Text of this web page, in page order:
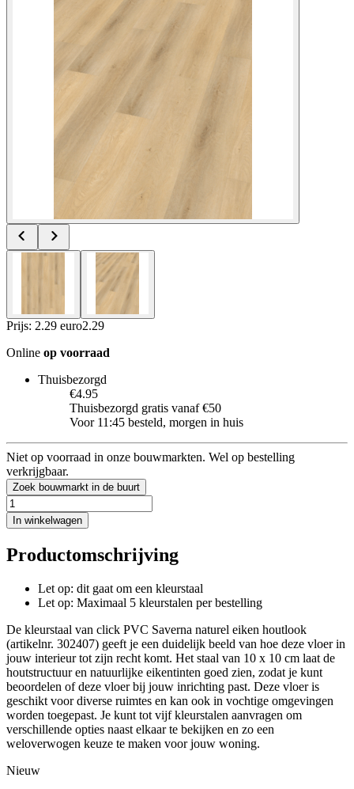
Prijs: 2.29 euro2.29
Online op voorraad
Thuisbezorgd
€4.95
Thuisbezorgd gratis vanaf €50
Voor 11:45 besteld, morgen in huis
Niet op voorraad in onze bouwmarkten. Wel op bestelling
verkrijgbaar.
Zoek bouwmarkt in de buurt
In winkelwagen
Productomschrijving
Let op: dit gaat om een kleurstaal
Let op: Maximaal 5 kleurstalen per bestelling
De kleurstaal van click PVC Saverna naturel eiken houtlook
(artikelnr. 302407) geeft je een duidelijk beeld van hoe deze vloer in
jouw interieur tot zijn recht komt. Het staal van 10 x 10 cm laat de
houtstructuur en natuurlijke eikentinten goed zien, zodat je kunt
beoordelen of deze vloer bij jouw inrichting past. Deze vloer is
geschikt voor diverse ruimtes en kan ook in vochtige omgevingen
worden toegepast. Je kunt tot vijf kleurstalen aanvragen om
verschillende opties naast elkaar te bekijken en zo een
weloverwogen keuze te maken voor jouw woning.
Nieuw